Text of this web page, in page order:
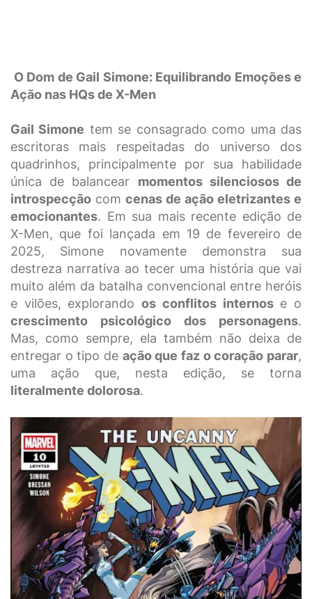
O Dom de Gail Simone: Equilibrando Emoções e
Ação nas HQs de X-Men
Gail Simone tem se consagrado como uma das
escritoras mais respeitadas do universo dos
quadrinhos, principalmente por sua habilidade
única de balancear momentos silenciosos de
introspecção com cenas de ação eletrizantes e
emocionantes. Em sua mais recente edição de
X-Men, que foi lançada em 19 de fevereiro de
2025, Simone novamente demonstra sua
destreza narrativa ao tecer uma história que vai
muito além da batalha convencional entre heróis
e vilões, explorandoos conflitos internose o
crescimento psicológico dos personagens.
Mas, como sempre, ela também não deixa de
entregar o tipo de ação que faz o coração parar,
uma ação que, nesta edição, se torna
literalmente dolorosa.